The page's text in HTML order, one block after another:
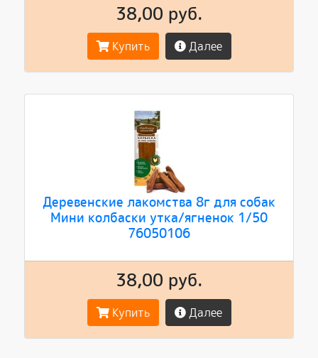
38,00 руб.
Купить Далее
Деревенские лакомства 8г для собак
Мини колбаски утка/ягненок 1/50
76050106
38,00 руб.
Купить Далее